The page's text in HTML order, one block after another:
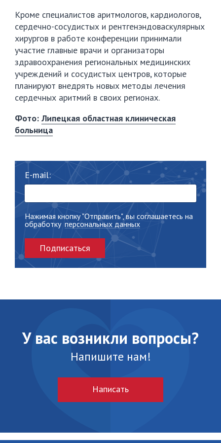
Кроме специалистов аритмологов, кардиологов,
сердечно-сосудистых и рентгенэндоваскулярных
хирургов в работе конференции принимали
участие главные врачи и организаторы
здравоохранения региональных медицинских
учреждений и сосудистых центров, которые
планируют внедрять новых методы лечения
сердечных аритмий в своих регионах.
Фото: Липецкая областная клиническая
больница
E-mail:
Нажимая кнопку "Отправить", вы соглашаетесь на
обработку персональных данных
Подписаться
У вас возникли вопросы?
Напишите нам!
Написать